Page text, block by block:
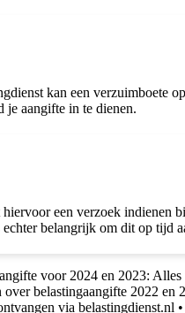
kan een verzuimboete
je aangifte in te dienen.
een verzoek indienen
belangrijk om dit op tijd
voor 2024 en 2023:
belastingaangifte 2022 en
via belastingdienst.nl •